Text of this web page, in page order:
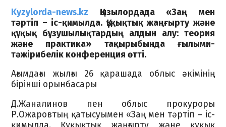
Kyzylorda-news.kz Қызылордада «Заң мен
тәртіп – іс-қимылда. Құқықтық жаңғырту және
құқық бұзушылықтардың алдын алу: теория
және практика» тақырыбында ғылыми-
тәжірибелік конференция өтті.
Ағымдағы жылғы 26 қарашада облыс әкімінің
бірінші орынбасары
Д.Жаналинов пен облыс прокуроры
Р.Ожаровтың қатысуымен «Заң мен тәртіп – іс-